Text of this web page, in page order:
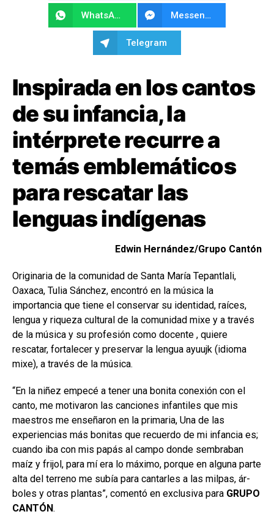
WhatsApp Messenger
Telegram
Inspirada en los cantos
de su infancia, la
intérprete recurre a
temás emblemáticos
para rescatar las
lenguas indígenas
Edwin Hernández/Grupo Cantón
Originaria de la comunidad de San­ta María Tepantlali,
Oaxaca, Tulia Sánchez, encontró en la música la
importancia que tiene el conservar su identidad, raíces,
lengua y rique­za cultural de la comunidad mixe y a través
de la música y su profesión como docente , quiere
rescatar, for­talecer y preservar la lengua ayuujk (idioma
mixe), a través de la música.
“En la niñez empecé a tener una bonita conexión con el
canto, me motivaron las canciones infantiles que mis
maestros me enseñaron en la primaria, Una de las
experiencias más bonitas que recuerdo de mi in­fancia es;
cuando iba con mis papás al campo donde sembraban
maíz y frijol, para mí era lo máximo, porque en alguna parte
alta del terreno me subía para cantarles a las milpas, ár­
boles y otras plantas”, comentó en exclusiva para GRUPO
CANTÓN.